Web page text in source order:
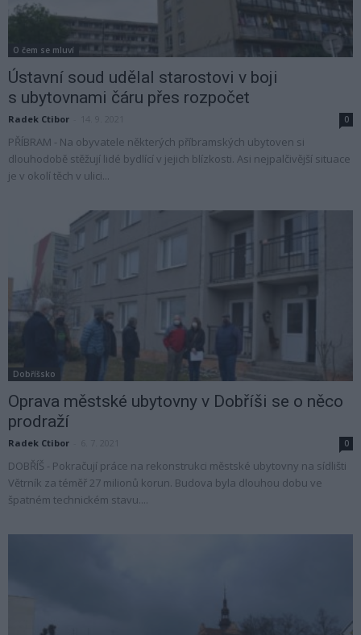
O čem se mluví
Ústavní soud udělal starostovi v boji
s ubytovnami čáru přes rozpočet
Radek Ctibor 0
PŘÍBRAM - Na obyvatele některých příbramských ubytoven si
dlouhodobě stěžují lidé bydlící v jejich blízkosti. Asi nejpalčivější situace
je v okolí těch v ulici...
Dobříšsko
Oprava městské ubytovny v Dobříši se o něco
prodraží
Radek Ctibor 0
DOBŘÍŠ - Pokračují práce na rekonstrukci městské ubytovny na sídlišti
Větrník za téměř 27 milionů korun. Budova byla dlouhou dobu ve
špatném technickém stavu....